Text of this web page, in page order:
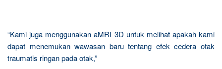
“Kami juga menggunakan aMRI 3D untuk melihat apakah kami
dapat menemukan wawasan baru tentang efek cedera otak
traumatis ringan pada otak,”